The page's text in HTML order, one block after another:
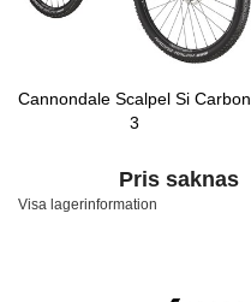
Cannondale Scalpel Si Carbon
3
Pris saknas
Visa lagerinformation